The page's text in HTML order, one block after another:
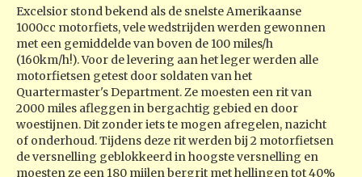
Excelsior stond bekend als de snelste Amerikaanse
1000cc motorfiets, vele wedstrijden werden gewonnen
met een gemiddelde van boven de 100 miles/h
(160km/h!). Voor de levering aan het leger werden alle
motorfietsen getest door soldaten van het
Quartermaster's Department. Ze moesten een rit van
2000 miles afleggen in bergachtig gebied en door
woestijnen. Dit zonder iets te mogen afregelen, nazicht
of onderhoud. Tijdens deze rit werden bij 2 motorfietsen
de versnelling geblokkeerd in hoogste versnelling en
moesten ze een 180 mijlen bergrit met hellingen tot 40%